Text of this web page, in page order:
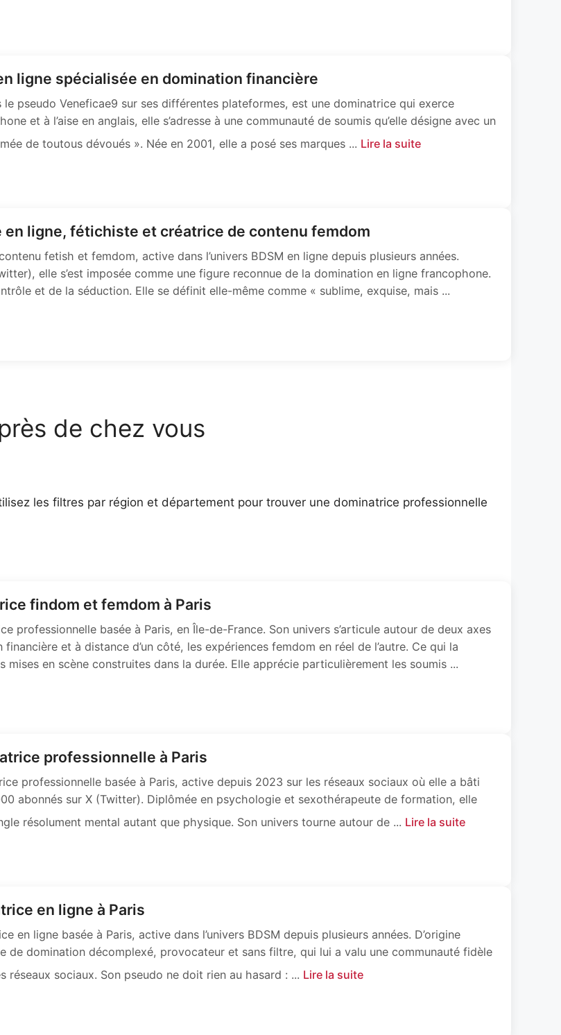
ligne spécialisée en domination financière
le pseudo Veneficae9 sur ses différentes plateformes, est une dominatrice qui exerce
et à l’aise en anglais, elle s’adresse à une communauté de soumis qu’elle désigne avec un
de toutous dévoués ». Née en 2001, elle a posé ses marques ... Lire la suite
en ligne, fétichiste et créatrice de contenu femdom
fetish et femdom, active dans l’univers BDSM en ligne depuis plusieurs années.
elle s’est imposée comme une figure reconnue de la domination en ligne francophone.
et de la séduction. Elle se définit elle-même comme « sublime, exquise, mais ...
de chez vous
les filtres par région et département pour trouver une dominatrice professionnelle
findom et femdom à Paris
professionnelle basée à Paris, en Île-de-France. Son univers s’articule autour de deux axes
et à distance d’un côté, les expériences femdom en réel de l’autre. Ce qui la
mises en scène construites dans la durée. Elle apprécie particulièrement les soumis ...
professionnelle à Paris
professionnelle basée à Paris, active depuis 2023 sur les réseaux sociaux où elle a bâti
abonnés sur X (Twitter). Diplômée en psychologie et sexothérapeute de formation, elle
résolument mental autant que physique. Son univers tourne autour de ... Lire la suite
en ligne à Paris
en ligne basée à Paris, active dans l’univers BDSM depuis plusieurs années. D’origine
de domination décomplexé, provocateur et sans filtre, qui lui a valu une communauté fidèle
réseaux sociaux. Son pseudo ne doit rien au hasard : ... Lire la suite